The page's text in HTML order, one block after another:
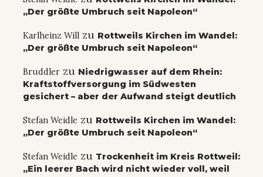
„Der größte Umbruch seit Napoleon“
Karlheinz Will zu Rottweils Kirchen im Wandel:
„Der größte Umbruch seit Napoleon“
Bruddler zu Niedrigwasser auf dem Rhein:
Kraftstoffversorgung im Südwesten
gesichert – aber der Aufwand steigt deutlich
Stefan Weidle zu Rottweils Kirchen im Wandel:
„Der größte Umbruch seit Napoleon“
Stefan Weidle zu Trockenheit im Kreis Rottweil:
„Ein leerer Bach wird nicht wieder voll, weil